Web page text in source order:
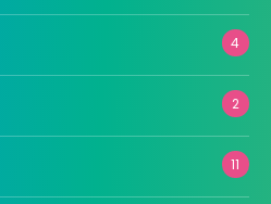
4
2
11